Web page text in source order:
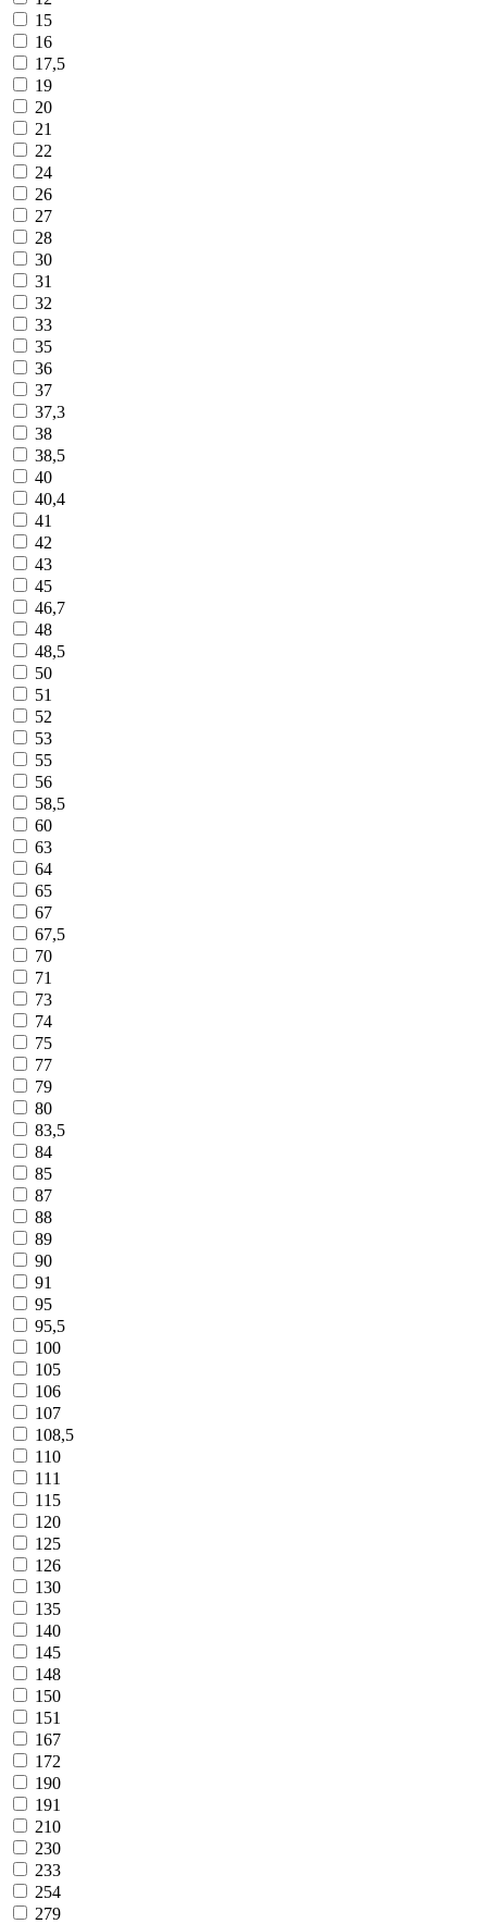
15
16
17,5
19
20
21
22
24
26
27
28
30
31
32
33
35
36
37
37,3
38
38,5
40
40,4
41
42
43
45
46,7
48
48,5
50
51
52
53
55
56
58,5
60
63
64
65
67
67,5
70
71
73
74
75
77
79
80
83,5
84
85
87
88
89
90
91
95
95,5
100
105
106
107
108,5
110
111
115
120
125
126
130
135
140
145
148
150
151
167
172
190
191
210
230
233
254
279